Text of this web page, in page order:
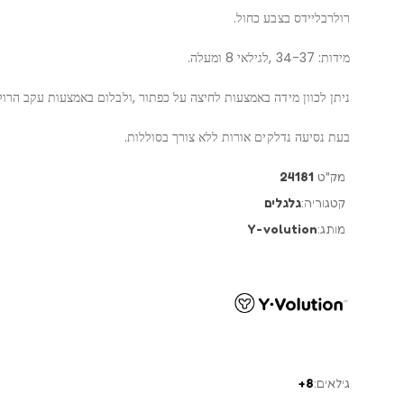
רולרבליידס בצבע כחול.
מידות: 34-37 ,לגילאי 8 ומעלה.
ניתן לכוון מידה באמצעות לחיצה על כפתור ,ולבלום באמצעות עקב
בעת נסיעה נדלקים אורות ללא צורך בסוללות.
מק"ט 24181
קטגוריה:גלגלים
מותג:Y-volution
גילאים:8+